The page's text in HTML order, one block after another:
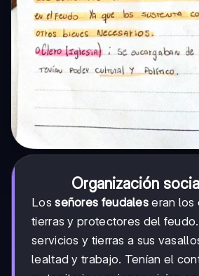
Organización
Losseñores feudales eran los
tierras y protectores del
servicios y tierras a sus
lealtad y trabajo. Tenían el